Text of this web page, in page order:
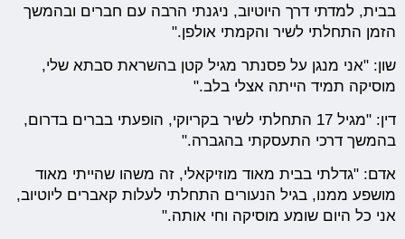
בבית, למדתי דרך היוטיוב, ניגנתי הרבה עם חברים ובהמשך
הזמן התחלתי לשיר והקמתי אולפן."
שון: "אני מנגן על פסנתר מגיל קטן בהשראת סבתא שלי,
מוסיקה תמיד הייתה אצלי בלב."
דין:
"מגיל 17 התחלתי לשיר בקריוקי, הופעתי בברים בדרום,
בהמשך דרכי התעסקתי בהגברה."
אדם: "גדלתי בבית מאוד מוזיקאלי, זה משהו שהייתי מאוד
מושפע ממנו, בגיל הנעורים התחלתי לעלות קאברים ליוטיוב,
אני כל היום שומע מוסיקה וחי אותה."